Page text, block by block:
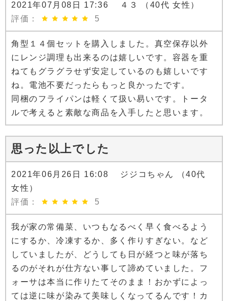
2021年07月08日 17:36 ４３ （40代 女性）
評価：
5
角型１４個セットを購入しました。真空保存以外
にレンジ調理も出来るのは嬉しいです。容器を重
ねてもグラグラせず安定しているのも嬉しいです
ね。電池不要だったらもっと良かったです。
同梱のフライパンは軽くて扱い易いです。トータ
ルで考えると素敵な商品を入手したと思います。
思った以上でした
2021年06月26日 16:08 ジジコちゃん （40代
女性）
評価：
5
我が家の常備菜、いつもなるべく早く食べるよう
にするか、冷凍するか、多く作りすぎない。など
していましたが、どうしても日が経つと味が落ち
るのがそれが仕方ない事して諦めていました。フ
ォーサは本当に作りたてそのまま！おかずによっ
ては逆に味が染みて美味しくなってるんです！カ